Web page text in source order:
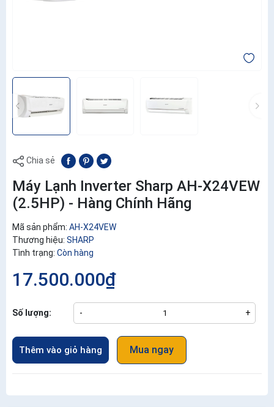
Chia sẻ
Máy Lạnh Inverter Sharp AH-X24VEW
(2.5HP) - Hàng Chính Hãng
Mã sản phẩm: AH-X24VEW
Thương hiệu: SHARP
Tình trạng: Còn hàng
17.500.000₫
Số lượng: - +
Thêm vào giỏ hàng Mua ngay